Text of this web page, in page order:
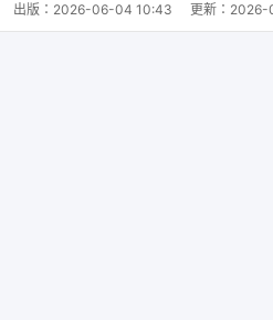
出版： 2026-06-04 10:43 更新： 2026-